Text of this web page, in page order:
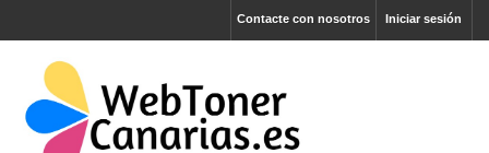
Iniciar sesión
Contacte con nosotros